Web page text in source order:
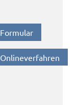
Formu­lar
Online­ver­fah­ren